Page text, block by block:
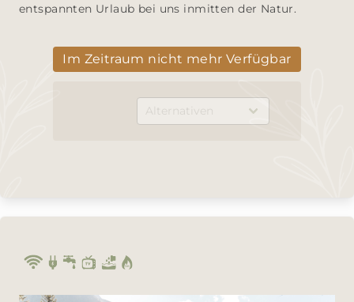
entspannten Urlaub bei uns inmitten der Natur.
Im Zeitraum nicht mehr Verfügbar